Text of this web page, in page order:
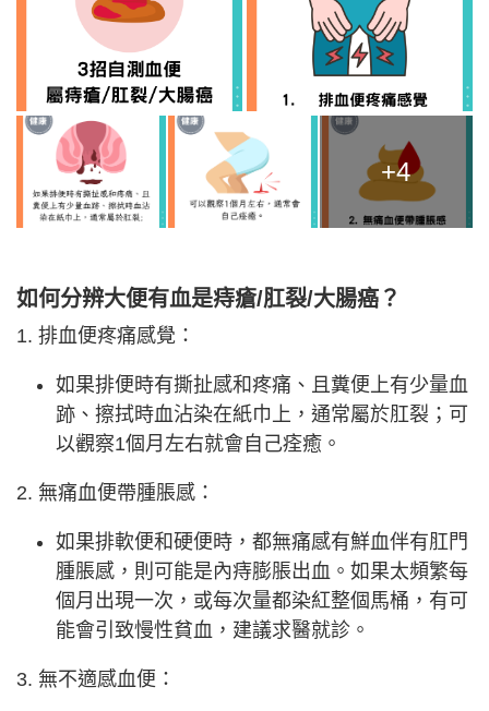
+4
如何分辨大便有血是痔瘡/肛裂/大腸癌？
1. 排血便疼痛感覺：
如果排便時有撕扯感和疼痛、且糞便上有少量血
跡、擦拭時血沾染在紙巾上，通常屬於肛裂；可
以觀察1個月左右就會自己痊癒。
2. 無痛血便帶腫脹感：
如果排軟便和硬便時，都無痛感有鮮血伴有肛門
腫脹感，則可能是內痔膨脹出血。如果太頻繁每
個月出現一次，或每次量都染紅整個馬桶，有可
能會引致慢性貧血，建議求醫就診。
3. 無不適感血便：